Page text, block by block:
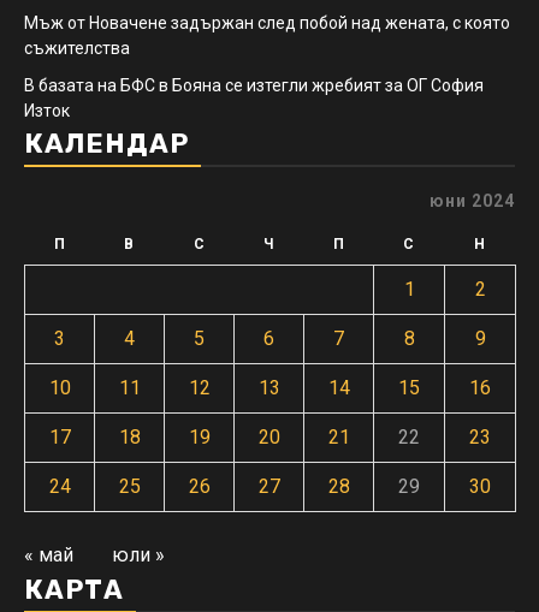
Мъж от Новачене задържан след побой над жената, с която
съжителства
В базата на БФС в Бояна се изтегли жребият за ОГ София
Изток
КАЛЕНДАР
юни 2024
П В С Ч П С Н
1 2
3 4 5 6 7 8 9
10 11 12 13 14 15 16
17 18 19 20 21 22 23
24 25 26 27 28 29 30
« май юли »
КАРТА